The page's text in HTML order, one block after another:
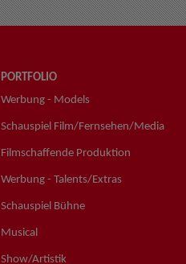
PORTFOLIO
Werbung - Models
Schauspiel Film/Fernsehen/Media
Filmschaffende Produktion
Werbung - Talents/Extras
Schauspiel Bühne
Musical
Show/Artistik